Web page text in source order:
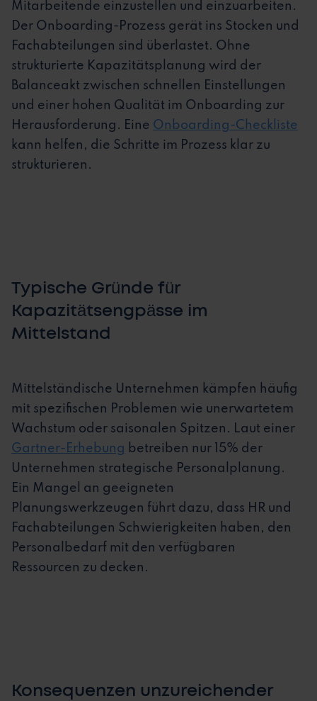
Mitarbeitende einzustellen und einzuarbeiten.
Der Onboarding-Prozess gerät ins Stocken und
Fachabteilungen sind überlastet. Ohne
strukturierte Kapazitätsplanung wird der
Balanceakt zwischen schnellen Einstellungen
und einer hohen Qualität im Onboarding zur
Herausforderung. Eine Onboarding-Checkliste
kann helfen, die Schritte im Prozess klar zu
strukturieren.
Typische Gründe für
Kapazitätsengpässe im
Mittelstand
Mittelständische Unternehmen kämpfen häufig
mit spezifischen Problemen wie unerwartetem
Wachstum oder saisonalen Spitzen. Laut einer
Gartner-Erhebung betreiben nur 15% der
Unternehmen strategische Personalplanung.
Ein Mangel an geeigneten
Planungswerkzeugen führt dazu, dass HR und
Fachabteilungen Schwierigkeiten haben, den
Personalbedarf mit den verfügbaren
Ressourcen zu decken.
Konsequenzen unzureichender